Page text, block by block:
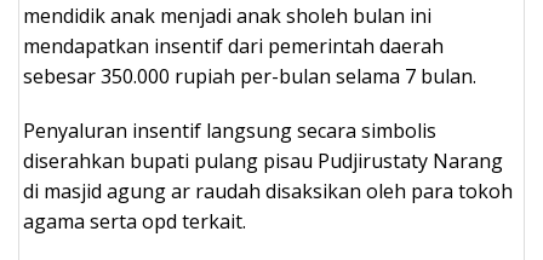
mendidik anak menjadi anak sholeh bulan ini
mendapatkan insentif dari pemerintah daerah
sebesar 350.000 rupiah per-bulan selama 7 bulan.
Penyaluran insentif langsung secara simbolis
diserahkan bupati pulang pisau Pudjirustaty Narang
di masjid agung ar raudah disaksikan oleh para tokoh
agama serta opd terkait.